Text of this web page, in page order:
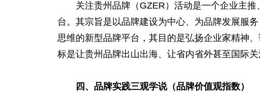
关注贵州品牌（GZER）活动是一个企业主推
台。其宗旨是以品牌建设为中心、为品牌发展服
思维的新型品牌平台，其目的是弘扬企业家精神
标是让贵州品牌出山出海、让省内省外甚至国际关
四、品牌实践三观学说（品牌价值观指数）